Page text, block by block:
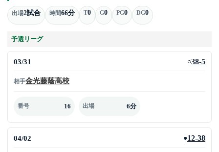
出場2試合 時間66分 T0 G0 PG0 DG0
予選リーグ
03/31 ○38-5
相手金光藤蔭高校
番号 16 出場 6分
04/02 ●12-38